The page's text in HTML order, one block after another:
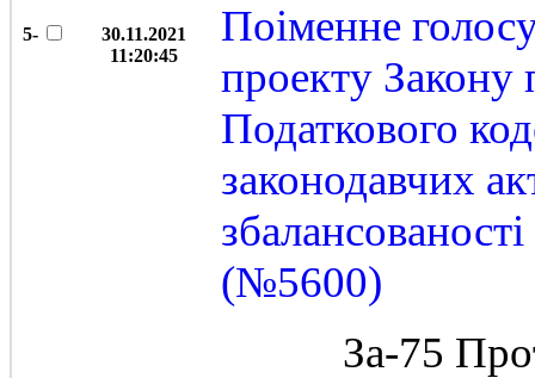
5-
30.11.2021
11:20:45
Поіменне
проекту Закону
Податкового
законодавчих
(№5600)
За-75